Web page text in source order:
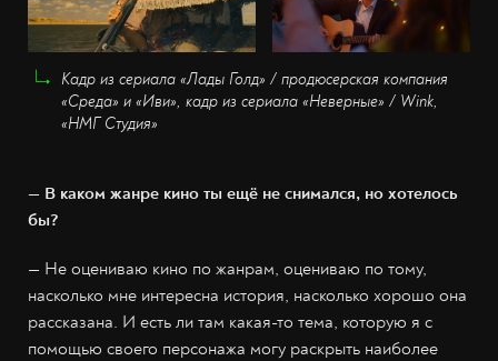
Кадр из сериала «Лады Голд» / продюсерская компания
«Среда» и «Иви», кадр из сериала «Неверные» / Wink,
«НМГ Студия»
— В каком жанре кино ты ещё не снимался, но хотелось
бы?
— Не оцениваю кино по жанрам, оцениваю по тому,
насколько мне интересна история, насколько хорошо она
рассказана. И есть ли там какая-то тема, которую я с
помощью своего персонажа могу раскрыть наиболее